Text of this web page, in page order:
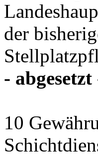
der
- abgesetzt
10